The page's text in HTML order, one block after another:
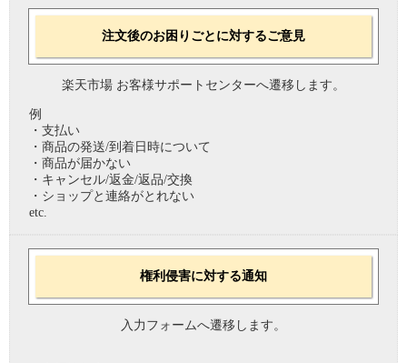
注文後のお困りごとに対するご意見
楽天市場 お客様サポートセンターへ遷移します。
例
・支払い
・商品の発送/到着日時について
・商品が届かない
・キャンセル/返金/返品/交換
・ショップと連絡がとれない
etc.
権利侵害に対する通知
入力フォームへ遷移します。